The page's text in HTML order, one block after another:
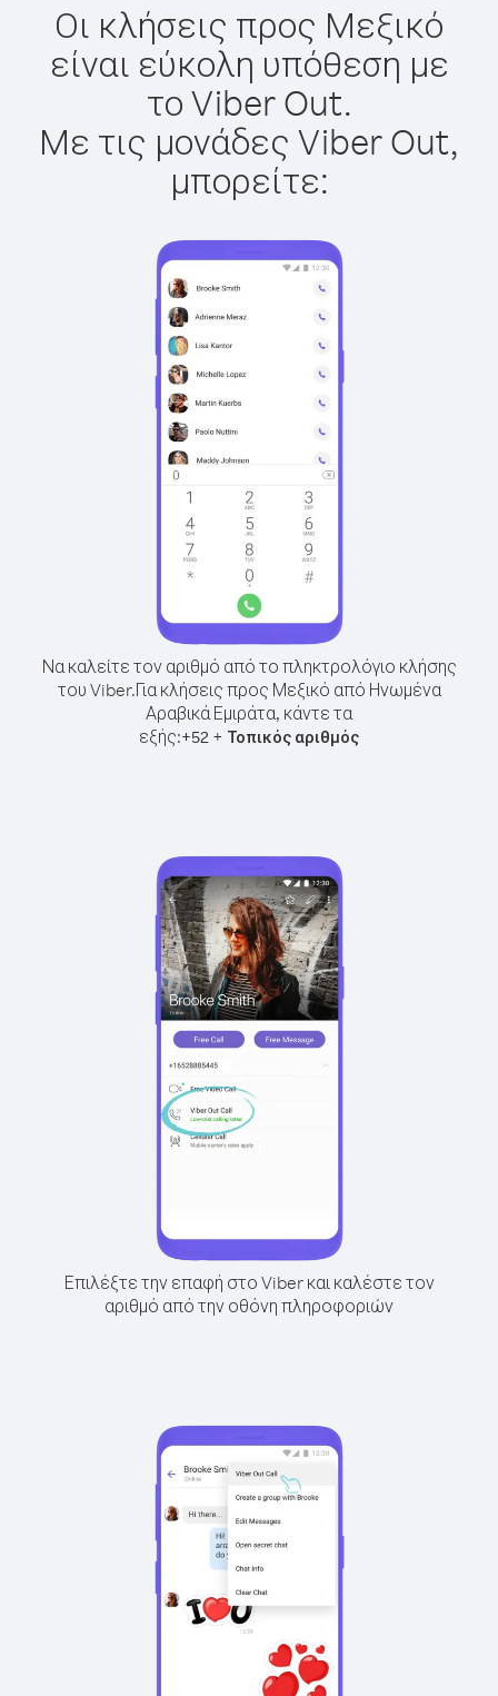
Οι κλήσεις προς Μεξικό
είναι εύκολη υπόθεση με
το Viber Out.
Με τις μονάδες Viber Out,
μπορείτε:
Να καλείτε τον αριθμό από το πληκτρολόγιο κλήσης
του Viber.Για κλήσεις προς Μεξικό από Ηνωμένα
Αραβικά Εμιράτα, κάντε τα
εξής:+52 + Τοπικός αριθμός
Επιλέξτε την επαφή στο Viber και καλέστε τον
αριθμό από την οθόνη πληροφοριών